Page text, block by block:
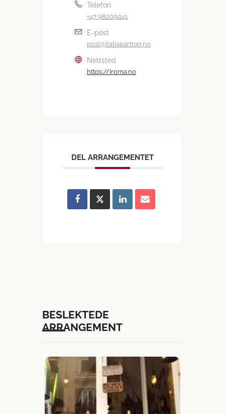
Telefon
+47 98209041
E-post
post@italiapartner.no
Nettsted
https://iroma.no
DEL ARRANGEMENTET
BESLEKTEDE
ARRANGEMENT